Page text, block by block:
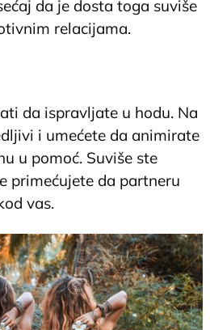
da je dosta toga suviše
relacijama.
da ispravljate u hodu. Na
i umećete da animirate
u pomoć. Suviše ste
primećujete da partneru
vas.